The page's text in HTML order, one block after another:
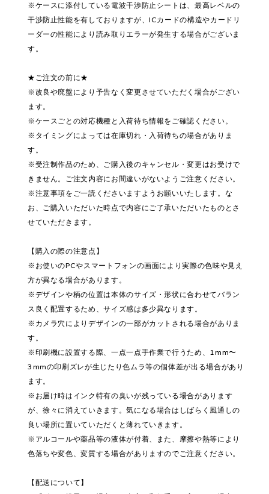
※ケースに添付している電波干渉防止シートは、最高レベルの
干渉防止性能を有しておりますが、ICカードの構造やカードリ
ーダーの性能により読み取りエラーが発生する場合がございま
す。
★ご注文の前に★
※改良や廃盤により予告なく変更させていただく場合がござい
ます。
※ケースごとの対応機種と入荷待ち情報をご確認ください。
※タイミングによっては在庫切れ・入荷待ちの場合がありま
す。
※受注制作品のため、ご購入後のキャンセル・変更はお受けで
きません。ご注文内容にお間違いがないようご注意ください。
※注意事項をご一読くださいますようお願いいたします。な
お、ご購入いただいた時点で内容にご了承いただいたものとさ
せていただきます。
【購入の際の注意点】
※お使いのPCやスマートフォンの画面により実際の色味や見え
方が異なる場合があります。
※デザインや柄の位置は本体のサイズ・形状に合わせてバラン
ス良く配置するため、サイズ感は多少異なります。
※カメラ穴によりデザインの一部がカットされる場合がありま
す。
※印刷機に設置する際、一点一点手作業で行うため、1mm〜
3mmの印刷ズレが生じたり色ムラ等の個体差が出る場合があり
ます。
※お届け時はインク特有の臭いが残っている場合があります
が、徐々に消えていきます。気になる場合はしばらく風通しの
良い場所に置いていただくと薄れていきます。
※アルコールや薬品等の液体が付着、また、摩擦や熱等により
色落ちや変色、変質する場合がありますのでご注意ください。
【配送について】